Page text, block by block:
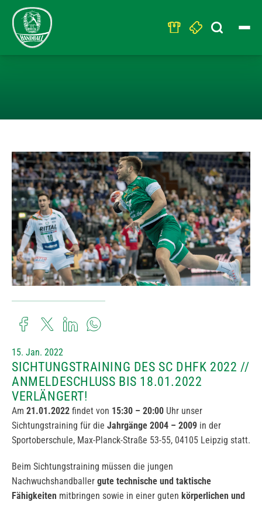
Search
for:
15. Jan. 2022
SICHTUNGSTRAINING DES SC DHFK 2022 //
ANMELDESCHLUSS BIS 18.01.2022
VERLÄNGERT!
Am 21.01.2022 findet von 15:30 – 20:00 Uhr unser
Sichtungstraining für die Jahrgänge 2004 – 2009 in der
Sportoberschule, Max-Planck-Straße 53-55, 04105 Leipzig statt.
Beim Sichtungstraining müssen die jungen
Nachwuchshandballer gute technische und taktische
Fähigkeiten mitbringen sowie in einer guten körperlichen und